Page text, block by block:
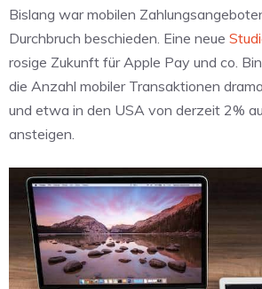
Bislang war mobilen
Durchbruch beschieden. Eine neue
rosige Zukunft für Apple Pay und co.
die Anzahl mobiler Transaktionen
und etwa in den USA von derzeit 2%
ansteigen.